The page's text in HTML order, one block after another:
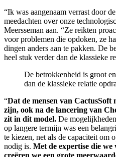
“Ik was aangenaam verrast door
meedachten over onze
Meersseman aan. “Ze reikten
voor problemen die opdoken, ze
dingen anders aan te pakken. De
heel stuk verder dan de klassieke
De betrokkenheid is groot
dan de klassieke relatie
“Dat de mensen van CactusSoft
zijn, ook na de lancering van
zit in dit model. De
op langere termijn was een
te kiezen, net als de capaciteit om
nodig is. Met de expertise die